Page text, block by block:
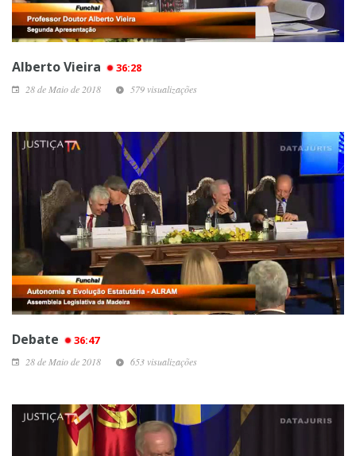
Alberto Vieira 36:28
28 de Maio de 2018 579 visualizações
Debate 36:47
28 de Maio de 2018 653 visualizações